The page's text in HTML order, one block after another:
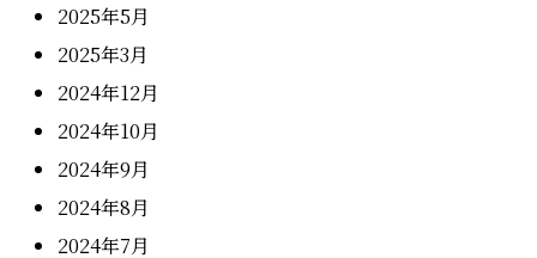
2025年5月
2025年3月
2024年12月
2024年10月
2024年9月
2024年8月
2024年7月